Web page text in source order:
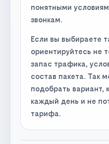
понятными
звонкам.
Если вы выбираете
ориентируйтесь не
запас трафика,
состав пакета. Так
подобрать вариант,
каждый день и не
тарифа.